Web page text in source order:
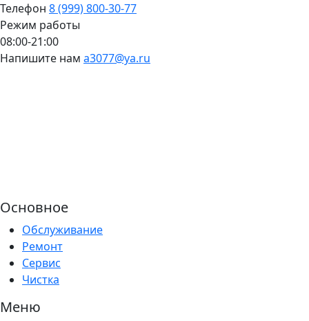
Телефон 8 (999) 800-30-77
Режим работы
08:00-21:00
Напишите нам a3077@ya.ru
Основное
Обслуживание
Ремонт
Сервис
Чистка
Меню